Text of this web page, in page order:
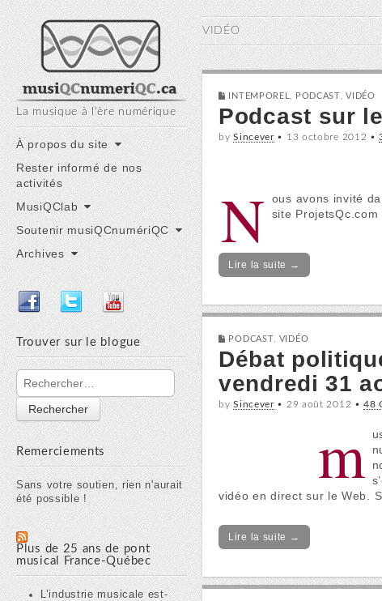
musiQC numériQC
La musique à l'ère numérique
Main
menu
Skip
to
content
À propos du site
Rester informé de nos
activités
MusiQClab
Soutenir musiQCnumériQC
Archives
Trouver sur le blogue
Rechercher :
Remerciements
Sans votre soutien, rien n'aurait
été possible !
Plus de 25 ans de pont
musical France-Québec
L’industrie musicale est-
VIDÉO
INTEMPOREL PODCAST ,VIDÉO
Podcast sur
bySincever• 13 octobre 2012 •
N
ous avons invité
site
Lire la suite →
PODCAST VIDÉO
Débat
vendredi 31
bySincever• 29 août 2012 •48
m
vidéo en direct sur le Web.
Lire la suite →